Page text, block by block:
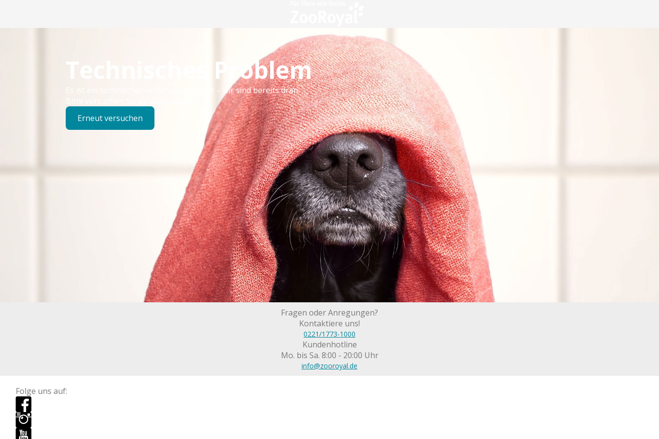
Technisches Problem
Es ist ein technischer Fehler aufgetreten – wir sind bereits dran.
Bitte versuchen Sie es später erneut.
Erneut versuchen
Fragen oder Anregungen?
Kontaktiere uns!
0221/1773-1000
Kundenhotline
Mo. bis Sa. 8:00 - 20:00 Uhr
info@zooroyal.de
Folge uns auf: